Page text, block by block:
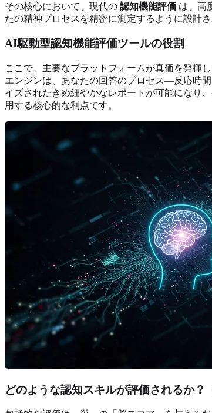
その核心において、現代の 認知機能評価 は、高
たの精神プロセスを精密に測定するように設計さ
AI駆動型認知機能評価ツールの役割
ここで、主要なプラットフォームが真価を発揮
エンジンは、あなたの回答のプロセス—反応時
イズされたきめ細やかなレポートが可能になり
用する核心的な利点です。
どのような認知スキルが評価されるか？